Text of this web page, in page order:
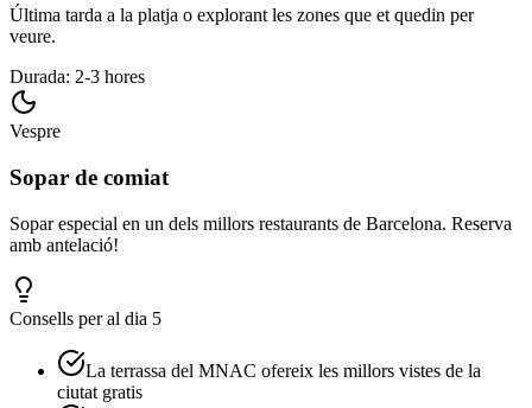
Última tarda a la platja o explorant les zones que et quedin per
veure.
Durada: 2-3 hores
Vespre
Sopar de comiat
Sopar especial en un dels millors restaurants de Barcelona. Reserva
amb antelació!
Consells per al dia 5
La terrassa del MNAC ofereix les millors vistes de la
ciutat gratis